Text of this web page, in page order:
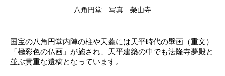
八角円堂 写真 榮山寺
国宝の八角円堂内陣の柱や天蓋には天平時代の壁画（重文）
「極彩色の仏画」が施され、天平建築の中でも法隆寺夢殿と
並ぶ貴重な遺稿となっています。